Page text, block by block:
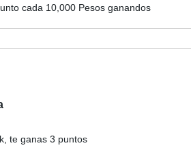
cada 10,000 Pesos ganandos
te ganas 3 puntos